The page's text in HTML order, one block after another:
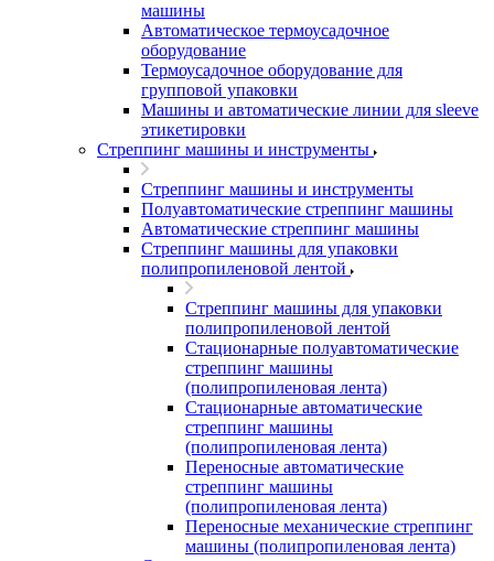
машины
Автоматическое термоусадочное
оборудование
Термоусадочное оборудование для
групповой упаковки
Машины и автоматические линии для sleeve
этикетировки
Стреппинг машины и инструменты
Стреппинг машины и инструменты
Полуавтоматические стреппинг машины
Автоматические стреппинг машины
Стреппинг машины для упаковки
полипропиленовой лентой
Стреппинг машины для упаковки
полипропиленовой лентой
Стационарные полуавтоматические
стреппинг машины
(полипропиленовая лента)
Стационарные автоматические
стреппинг машины
(полипропиленовая лента)
Переносные автоматические
стреппинг машины
(полипропиленовая лента)
Переносные механические стреппинг
машины (полипропиленовая лента)